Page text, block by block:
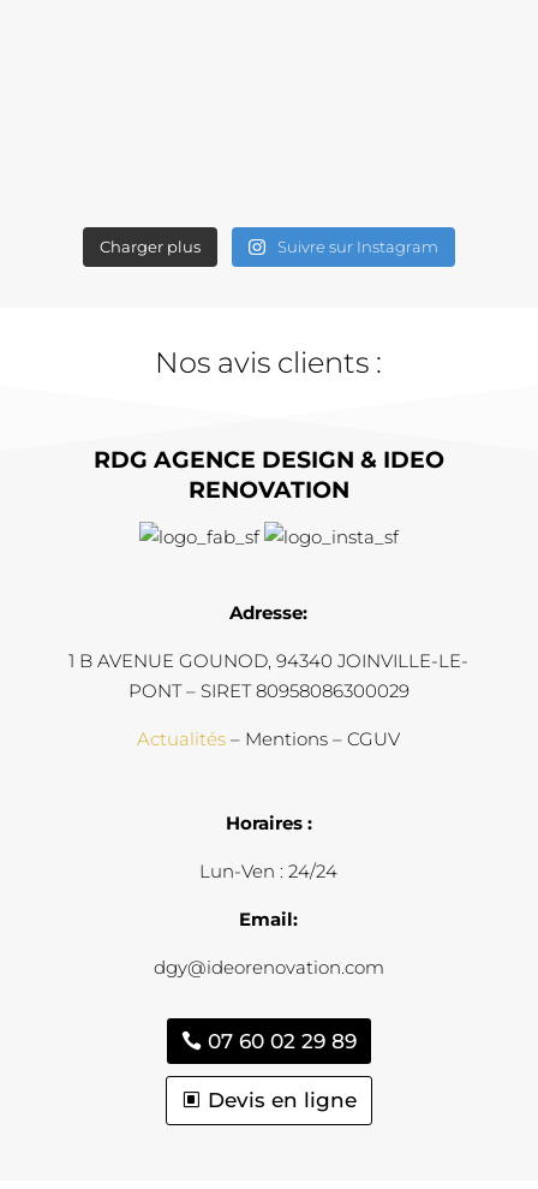
Charger plus Suivre sur Instagram
Nos avis clients :
RDG AGENCE DESIGN & IDEO
RENOVATION
Adresse:
1 B AVENUE GOUNOD, 94340 JOINVILLE-LE-
PONT – SIRET 80958086300029
Actualités – Mentions – CGUV
Horaires :
Lun-Ven : 24/24
Email:
dgy@ideorenovation.com
07 60 02 29 89
Devis en ligne